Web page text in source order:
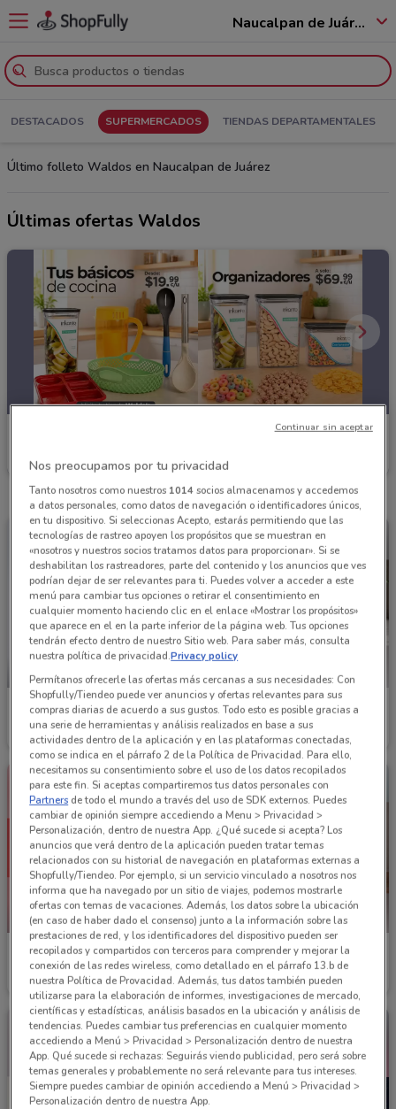
Naucalpan de Juárez - 53560
DESTACADOS SUPERMERCADOS TIENDAS DEPARTAMENTALES
Último folleto Waldos en Naucalpan de Juárez
Últimas ofertas Waldos
Caduca el 16/08
-2 DÍAS
Waldos
Caduca Lunes 865 m
Waldos
Caduca el 23/08
-2 DÍAS
Waldos
Caduca Lunes 865 m
Waldos
Caduca el 23/08
Nos preocupamos por tu privacidad
Tanto nosotros como nuestros 1014socios almacenamos y accedemos
a datos personales, como datos de navegación o identificadores únicos,
en tu dispositivo. Si seleccionas Acepto, estarás permitiendo que las
tecnologías de rastreo apoyen los propósitos que se muestran en
«nosotros y nuestros socios tratamos datos para proporcionar». Si se
deshabilitan los rastreadores, parte del contenido y los anuncios que ves
podrían dejar de ser relevantes para ti. Puedes volver a acceder a este
menú para cambiar tus opciones o retirar el consentimiento en
cualquier momento haciendo clic en el enlace «Mostrar los propósitos»
que aparece en el en la parte inferior de la página web. Tus opciones
tendrán efecto dentro de nuestro Sitio web. Para saber más, consulta
nuestra política de privacidad.Privacy policy
Permítanos ofrecerle las ofertas más cercanas a sus necesidades: Con
Shopfully/Tiendeo puede ver anuncios y ofertas relevantes para sus
compras diarias de acuerdo a sus gustos. Todo esto es posible gracias a
una serie de herramientas y análisis realizados en base a sus
actividades dentro de la aplicación y en las plataformas conectadas,
como se indica en el párrafo 2 de la Política de Privacidad. Para ello,
necesitamos su consentimiento sobre el uso de los datos recopilados
para este fin. Si aceptas compartiremos tus datos personales con
Partners de todo el mundo a través del uso de SDK externos. Puedes
cambiar de opinión siempre accediendo a Menu > Privacidad >
Personalización, dentro de nuestra App. ¿Qué sucede si acepta? Los
anuncios que verá dentro de la aplicación pueden tratar temas
relacionados con su historial de navegación en plataformas externas a
Shopfully/Tiendeo. Por ejemplo, si un servicio vinculado a nosotros nos
informa que ha navegado por un sitio de viajes, podemos mostrarle
ofertas con temas de vacaciones. Además, los datos sobre la ubicación
(en caso de haber dado el consenso) junto a la información sobre las
prestaciones de red, y los identificadores del dispositivo pueden ser
recopilados y compartidos con terceros para comprender y mejorar la
conexión de las redes wireless, como detallado en el párrafo 13.b de
nuestra Política de Provacidad. Además, tus datos también pueden
utilizarse para la elaboración de informes, investigaciones de mercado,
científicas y estadísticas, análisis basados en la ubicación y análisis de
tendencias. Puedes cambiar tus preferencias en cualquier momento
accediendo a Menú > Privacidad > Personalización dentro de nuestra
App. Qué sucede si rechazas: Seguirás viendo publicidad, pero será sobre
temas generales y probablemente no será relevante para tus intereses.
Siempre puedes cambiar de opinión accediendo a Menú > Privacidad >
Personalización dentro de nuestra App.
Continuar sin aceptar